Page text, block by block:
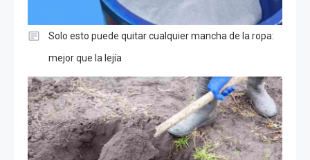
Solo esto puede quitar cualquier mancha de la ropa:
mejor que la lejía